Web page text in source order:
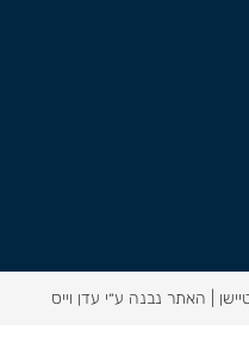
האתר נבנה ע״י עדן וייס